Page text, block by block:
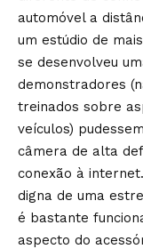
automóvel a
um estúdio de
se desenvolveu
demonstradores
treinados sobre
veículos)
câmera de alta
conexão à
digna de uma
é bastante
aspecto do